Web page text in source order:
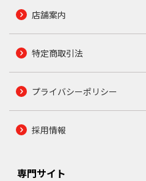
店舗案内
特定商取引法
プライバシーポリシー
採用情報
専門サイト